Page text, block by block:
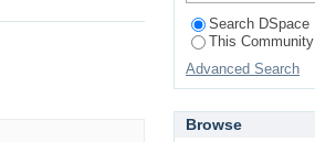
Search DSpace
This Community
Advanced Search
Browse